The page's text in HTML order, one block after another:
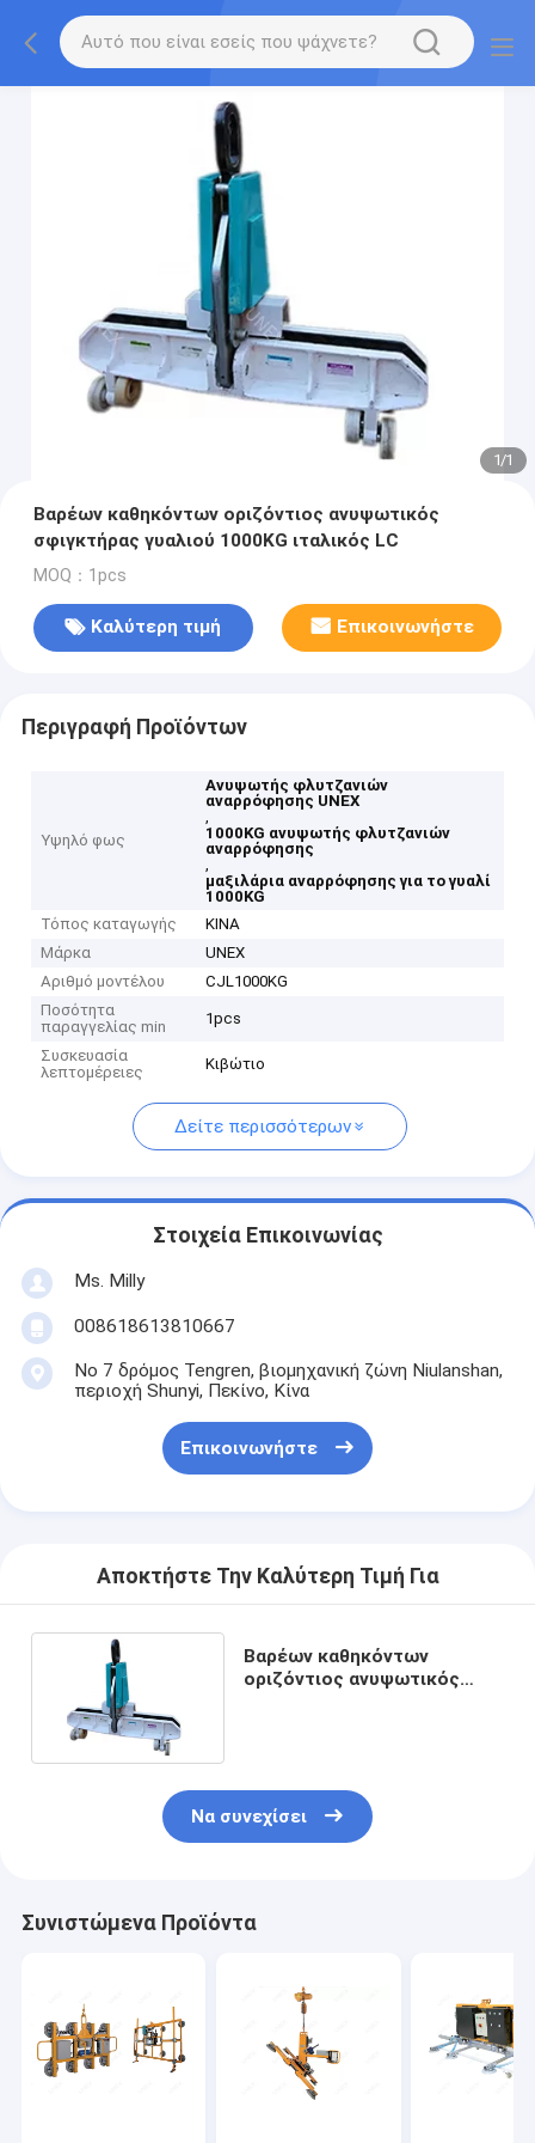
1/1
Βαρέων καθηκόντων οριζόντιος ανυψωτικός
σφιγκτήρας γυαλιού 1000KG ιταλικός LC
MOQ：1pcs
Καλύτερη τιμή Επικοινωνήστε
Περιγραφή Προϊόντων
Υψηλό φως
Ανυψωτής φλυτζανιών
αναρρόφησης UNEX
,
1000KG ανυψωτής φλυτζανιών
αναρρόφησης
,
μαξιλάρια αναρρόφησης για το γυαλί
1000KG
Τόπος καταγωγής
ΚΙΝΑ
Μάρκα
UNEX
Αριθμό μοντέλου
CJL1000KG
Ποσότητα
παραγγελίας min
1pcs
Συσκευασία
λεπτομέρειες
Κιβώτιο
Δείτε περισσότερων
Στοιχεία Επικοινωνίας
Ms. Milly
008618613810667
Νο 7 δρόμος Tengren, βιομηχανική ζώνη Niulanshan,
περιοχή Shunyi, Πεκίνο, Κίνα
Επικοινωνήστε
Αποκτήστε Την Καλύτερη Τιμή Για
Βαρέων καθηκόντων
οριζόντιος ανυψωτικός
Να συνεχίσει
Συνιστώμενα Προϊόντα